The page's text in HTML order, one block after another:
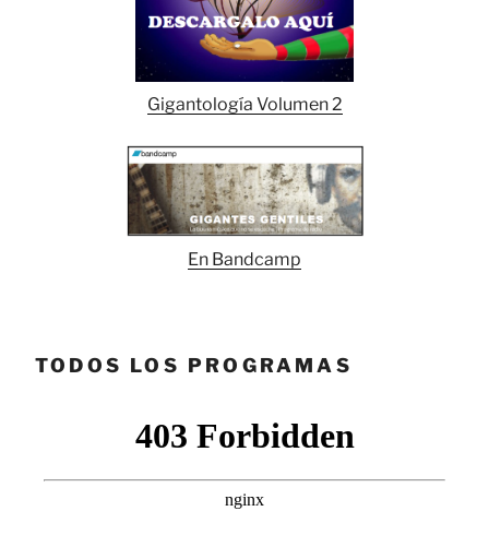
Gigantología Volumen 2
En Bandcamp
TODOS LOS PROGRAMAS